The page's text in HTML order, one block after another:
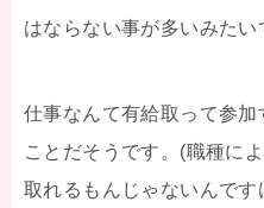
はならない事が多いみたい
仕事なんて有給取って参加
ことだそうです。(職種に
取れるもんじゃないんで